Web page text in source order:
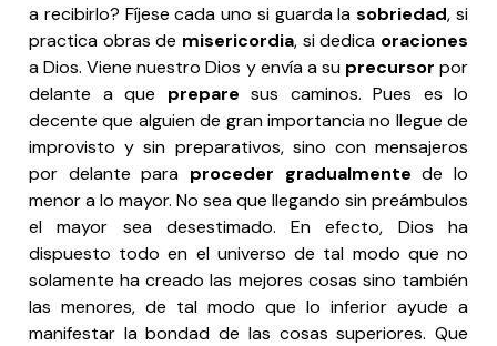
a recibirlo? Fíjese cada uno si guarda lasobriedad, si
practica obras de misericordia, si dedica oraciones
a Dios. Viene nuestro Dios y envía a su precursor por
delante a que prepare sus caminos. Pues es lo
decente que alguien de gran importancia no llegue de
improvisto y sin preparativos, sino con mensajeros
por delante para proceder gradualmente de lo
menor a lo mayor. No sea que llegando sin preámbulos
el mayor sea desestimado. En efecto, Dios ha
dispuesto todo en el universo de tal modo que no
solamente ha creado las mejores cosas sino también
las menores, de tal modo que lo inferior ayude a
manifestar la bondad de las cosas superiores. Que